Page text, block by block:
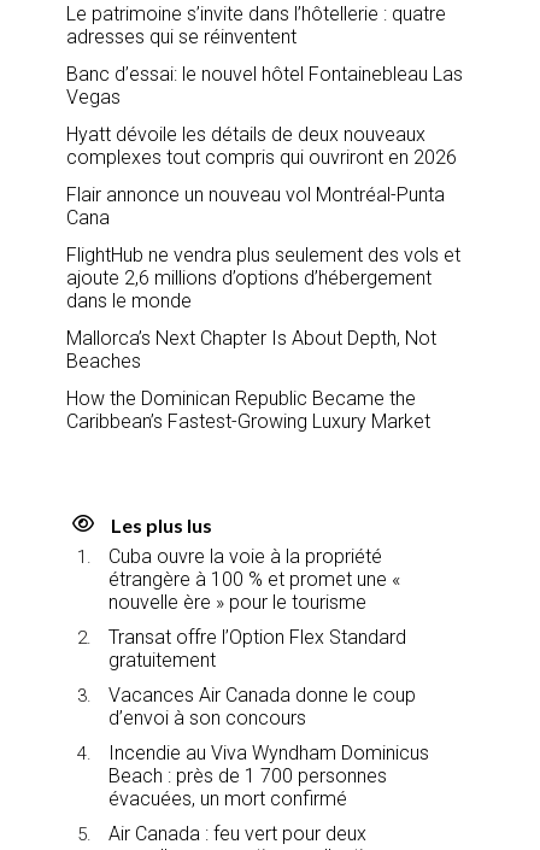
Le patrimoine s’invite dans l’hôtellerie : quatre
adresses qui se réinventent
Banc d’essai: le nouvel hôtel Fontainebleau Las
Vegas
Hyatt dévoile les détails de deux nouveaux
complexes tout compris qui ouvriront en 2026
Flair annonce un nouveau vol Montréal-Punta
Cana
FlightHub ne vendra plus seulement des vols et
ajoute 2,6 millions d’options d’hébergement
dans le monde
Mallorca’s Next Chapter Is About Depth, Not
Beaches
How the Dominican Republic Became the
Caribbean’s Fastest-Growing Luxury Market
Les plus lus
Cuba ouvre la voie à la propriété
étrangère à 100 % et promet une «
nouvelle ère » pour le tourisme
Transat offre l’Option Flex Standard
gratuitement
Vacances Air Canada donne le coup
d’envoi à son concours
Incendie au Viva Wyndham Dominicus
Beach : près de 1 700 personnes
évacuées, un mort confirmé
Air Canada : feu vert pour deux